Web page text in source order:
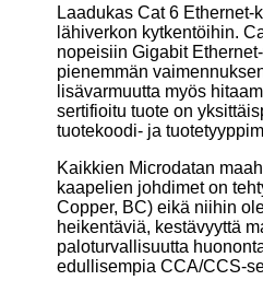
Laadukas Cat 6 Ethernet-
lähiverkon kytkentöihin.
nopeisiin Gigabit
pienemmän
lisävarmuutta myös
sertifioitu tuote on
tuotekoodi- ja
Kaikkien Microdatan
kaapelien johdimet on
Copper, BC) eikä niihin
heikentäviä, kestävyyttä
paloturvallisuutta
edullisempia CCA/CCS-